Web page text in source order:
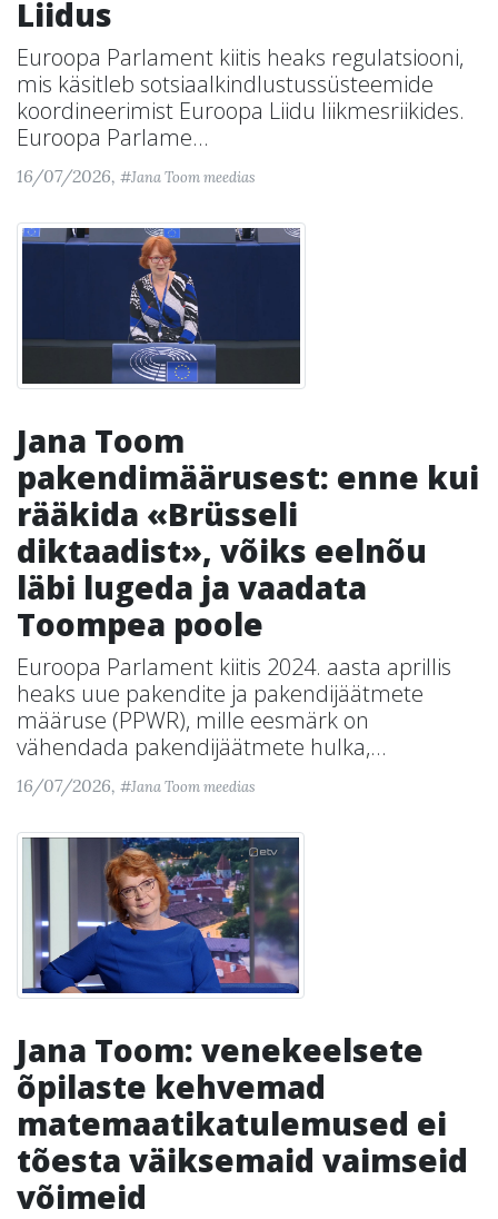
Liidus
Euroopa Parlament kiitis heaks regulatsiooni,
mis käsitleb sotsiaalkindlustussüsteemide
koordineerimist Euroopa Liidu liikmesriikides.
Euroopa Parlame...
16/07/2026, #Jana Toom meedias
Jana Toom
pakendimäärusest: enne kui
rääkida «Brüsseli
diktaadist», võiks eelnõu
läbi lugeda ja vaadata
Toompea poole
Euroopa Parlament kiitis 2024. aasta aprillis
heaks uue pakendite ja pakendijäätmete
määruse (PPWR), mille eesmärk on
vähendada pakendijäätmete hulka,...
16/07/2026, #Jana Toom meedias
Jana Toom: venekeelsete
õpilaste kehvemad
matemaatikatulemused ei
tõesta väiksemaid vaimseid
võimeid